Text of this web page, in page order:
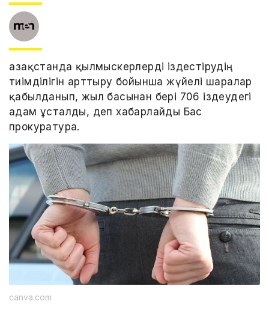
Қазақстанда қылмыскерлерді іздестірудің
тиімділігін арттыру бойынша жүйелі шаралар
қабылданып, жыл басынан бері 706 іздеудегі
адам ұсталды, деп хабарлайды Бас
прокуратура.
canva.com